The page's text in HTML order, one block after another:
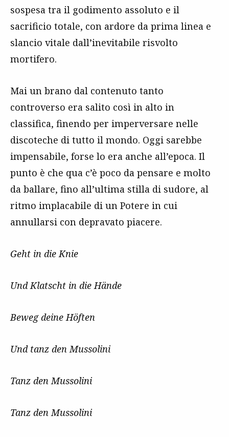
sospesa tra il godimento assoluto e il
sacrificio totale, con ardore da prima linea e
slancio vitale dall’inevitabile risvolto
mortifero.
Mai un brano dal contenuto tanto
controverso era salito così in alto in
classifica, finendo per imperversare nelle
discoteche di tutto il mondo. Oggi sarebbe
impensabile, forse lo era anche all’epoca. Il
punto è che qua c’è poco da pensare e molto
da ballare, fino all’ultima stilla di sudore, al
ritmo implacabile di un Potere in cui
annullarsi con depravato piacere.
Geht in die Knie
Und Klatscht in die Hände
Beweg deine Höften
Und tanz den Mussolini
Tanz den Mussolini
Tanz den Mussolini